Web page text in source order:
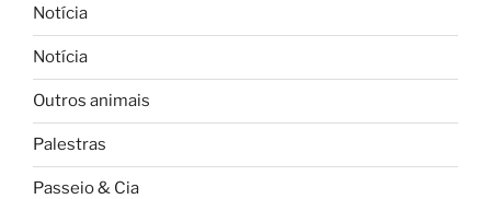
Notícia
Notícia
Outros animais
Palestras
Passeio & Cia